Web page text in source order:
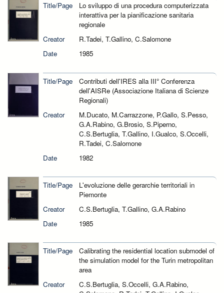
Title/Page
Lo sviluppo di una procedura computerizzata
interattiva per la pianificazione sanitaria
regionale
Creator
R.Tadei, T.Gallino, C.Salomone
Date
1985
Title/Page
Contributi dell'IRES alla III° Conferenza
dell'AISRe (Associazione Italiana di Scienze
Regionali)
Creator
M.Ducato, M.Carrazzone, P.Gallo, S.Pesso,
G.A.Rabino, G.Brosio, S.Piperno,
C.S.Bertuglia, T.Gallino, I.Gualco, S.Occelli,
R.Tadei, C.Salomone
Date
1982
Title/Page
L'evoluzione delle gerarchie territoriali in
Piemonte
Creator
C.S.Bertuglia, T.Gallino, G.A.Rabino
Date
1985
Title/Page
Calibrating the residential location submodel of
the simulation model for the Turin metropolitan
area
Creator
C.S.Bertuglia, S.Occelli, G.A.Rabino,